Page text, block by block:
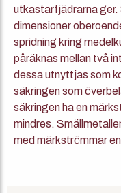
utkastarfjädrarna ger.
dimensioner
spridning kring
påräknas mellan två
dessa utnyttjas som
säkringen som
säkringen ha en
mindres.
med märkströmmar